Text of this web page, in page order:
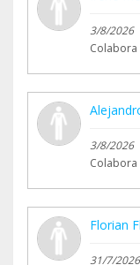
confianza,
Gracias por
Gracias por
Gracias por
3/8/2026
Colabora
3/8/2026
Colabora
Florian
31/7/2026